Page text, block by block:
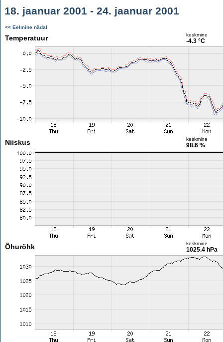
18. jaanuar 2001 - 24. jaanuar 2001
<< Eelmine nädal
Temperatuur keskmine
-4.3 °C
Niiskus keskmine
98.6 %
Õhurõhk keskmine
1025.4 hPa